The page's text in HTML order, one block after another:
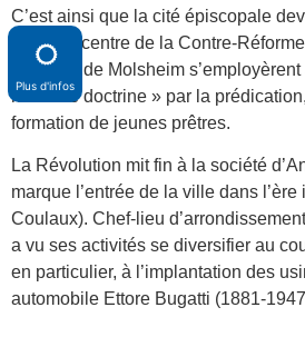
C’est ainsi que la cité épiscopale
siècle le centre de la Contre-
religieux de Molsheim
nouvelle doctrine » par la
formation de jeunes prêtres.
La Révolution mit fin à la société
marque l’entrée de la ville dans
Coulaux). Chef-lieu
a vu ses activités se diversifier au
en particulier, à l’implantation des
automobile Ettore Bugatti (1881-
Plus d'infos